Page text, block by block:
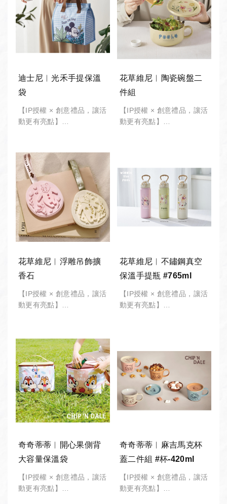
大會︱政府機關︱大宗採購
︱活動贈品︱歡迎詢價。
大會︱政府機關︱大宗採購
︱活動贈品︱歡迎詢價。
迪士尼︱光禾手提保溫
袋
【IP授權 × 創意禮品，讓活
動更有亮點】
請備註「數量」將由專人接
洽。
公司採購︱企業團體︱股東
大會︱政府機關︱大宗採購
︱活動贈品︱歡迎詢價。
花草維尼︱陶瓷碗盤二
件組
【IP授權 × 創意禮品，讓活
動更有亮點】
洽。
公司採購︱企業團體︱股東
大會︱政府機關︱大宗採購
︱活動贈品︱歡迎詢價。
花草維尼︱浮雕吊飾擴
香石
【IP授權 × 創意禮品，讓活
動更有亮點】
請備註「數量」將由專人接
洽。
公司採購︱企業團體︱股東
大會︱政府機關︱大宗採購
︱活動贈品︱歡迎詢價。
花草維尼︱不鏽鋼真空
保溫手提瓶 #765ml
【IP授權 × 創意禮品，讓活
動更有亮點】
洽。
公司採購︱企業團體︱股東
大會︱政府機關︱大宗採購
︱活動贈品︱歡迎詢價。
奇奇蒂蒂︱開心果側背
大容量保溫袋
【IP授權 × 創意禮品，讓活
動更有亮點】
奇奇蒂蒂︱麻吉馬克杯
蓋二件組 #杯-420ml
【IP授權 × 創意禮品，讓活
動更有亮點】